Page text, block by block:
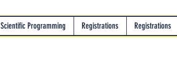
Scientific Programming Registrations Registrations